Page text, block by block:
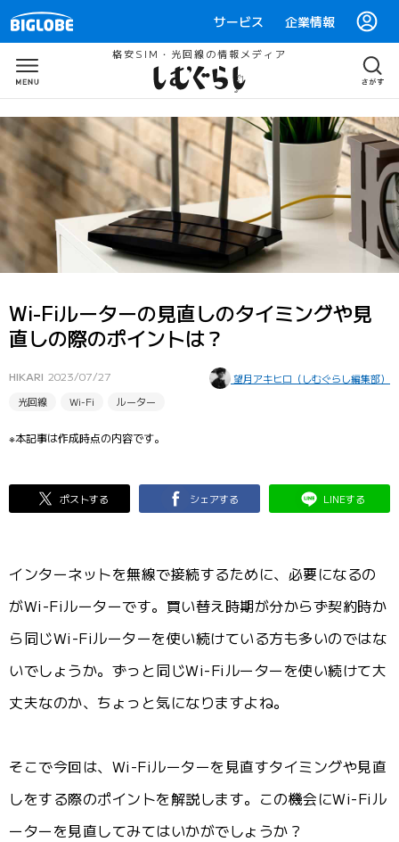
サービス 企業情報
格安SIM・光回線の情報メディア
Wi-Fiルーターの見直しのタイミングや見
直しの際のポイントは？
HIKARI 2023/07/27
望月アキヒロ（しむぐらし編集部）
光回線
Wi-Fi ルーター
※本記事は作成時点の内容です。
ポストする シェアする LINEする
インターネットを無線で接続するために、必要になるの
がWi-Fiルーターです。買い替え時期が分からず契約時か
ら同じWi-Fiルーターを使い続けている方も多いのではな
いでしょうか。ずっと同じWi-Fiルーターを使い続けて大
丈夫なのか、ちょっと気になりますよね。
そこで今回は、Wi-Fiルーターを見直すタイミングや見直
しをする際のポイントを解説します。この機会にWi-Fiル
ーターを見直してみてはいかがでしょうか？